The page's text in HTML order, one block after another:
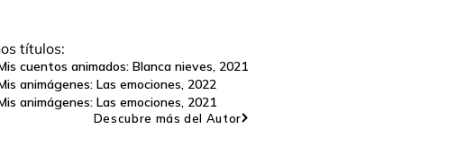
títulos:
cuentos animados: Blanca nieves 2021
animágenes: Las emociones 2022
animágenes: Las emociones 2021
Descubre más del Autor